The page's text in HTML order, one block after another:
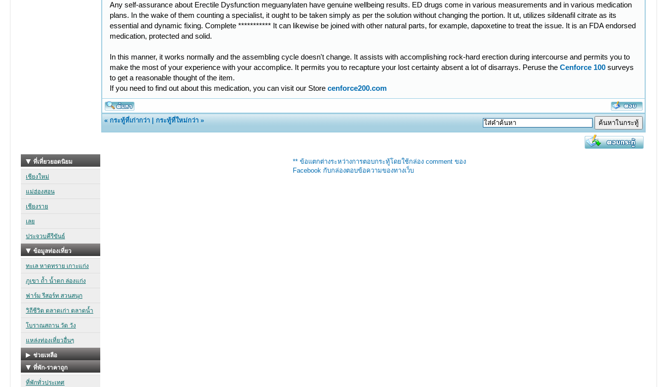
Any self-assurance about Erectile Dysfunction meguanylaten have genuine wellbeing results. ED drugs come in various measurements and in various medication
plans. In the wake of them counting a specialist, it ought to be taken simply as per the solution without changing the portion. It ut, utilizes sildenafil citrate as its
essential and dynamic fixing. Complete *********** It can likewise be joined with other natural parts, for example, dapoxetine to treat the issue. It is an FDA endorsed
medication, protected and solid.
In this manner, it works normally and the assembling cycle doesn't change. It assists with accomplishing rock-hard erection during intercourse and permits you to
make the most of your experience with your accomplice. It permits you to recapture your lost certainty absent a lot of disarrays. Peruse theCenforce 100 surveys
to get a reasonable thought of the item.
If you need to find out about this medication, you can visit our Storecenforce200.com
«กระทู้ที่เก่ากว่า |กระทู้ที่ใหม่กว่า »
** ข้อแตกต่างระหว่างการตอบกระทู้โดยใช้กล่อง comment ของ
Facebook กับกล่องตอบข้อความของทางเว็บ